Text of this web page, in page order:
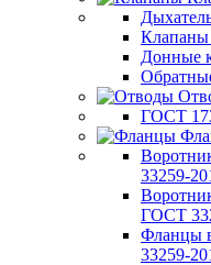
Клапаны
Донные
ГОСТ
33259-
ГОСТ
Фланцы
33259-